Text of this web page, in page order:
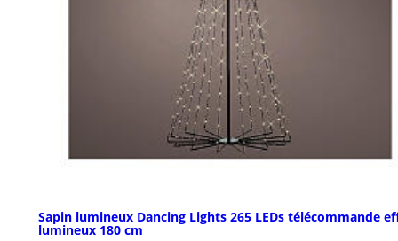
Sapin lumineux Dancing Lights 265 LEDs télécommande
lumineux 180 cm